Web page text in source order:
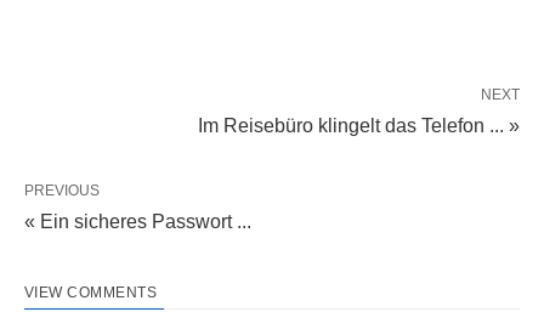
NEXT
Im Reisebüro klingelt das Telefon ... »
PREVIOUS
« Ein sicheres Passwort ...
VIEW COMMENTS